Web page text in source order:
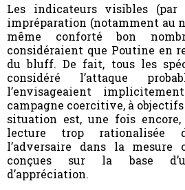
Les indicateurs visibles (par
impréparation (notamment au
même conforté bon
considéraient que Poutine en
du bluff. De fait, tous les
considéré l’attaque
l’envisageaient
campagne coercitive, à
situation est, une fois
lecture trop rationalisée
l’adversaire dans la
conçues sur la base
d’appréciation.